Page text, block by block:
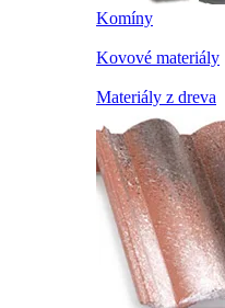
Komíny
Kovové materiály
Materiály z dreva